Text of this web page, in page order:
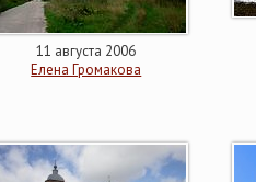
11 августа 2006
Елена Громакова